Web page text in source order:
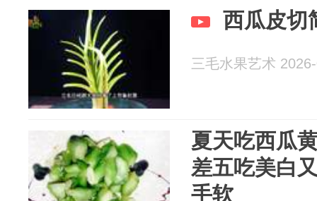
西瓜皮切
三毛水果艺术
夏天吃西瓜
差五吃美白
手软